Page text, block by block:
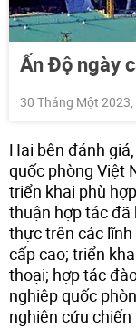
Ấn Độ ngày
30 Tháng Một
Hai bên đánh
quốc phòng Việt
triển khai phù
thuận hợp tác
thực trên các
cấp cao; triển
thoại; hợp tác
nghiệp quốc
nghiên cứu chiến